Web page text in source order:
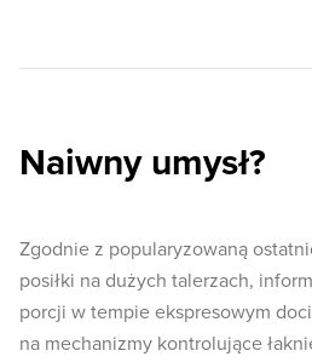
Naiwny umysł?
Zgodnie z popularyzowaną
posiłki na dużych talerzach,
porcji w tempie ekspresowym
na mechanizmy kontrolujące